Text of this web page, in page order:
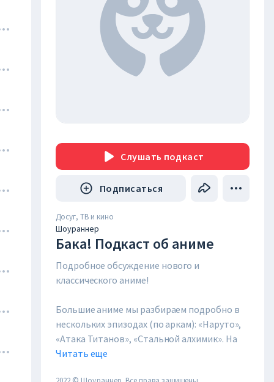
Слушать подкаст
Подписаться
Досуг, ТВ и кино
Шоураннер
Бака! Подкаст об аниме
Подробное обсуждение нового и
классического аниме!
Большие аниме мы разбираем подробно в
нескольких эпизодах (по аркам): «Наруто»,
«Атака Титанов», «Стальной алхимик». На
другие картины мы тратим один выпуск.
Читать еще